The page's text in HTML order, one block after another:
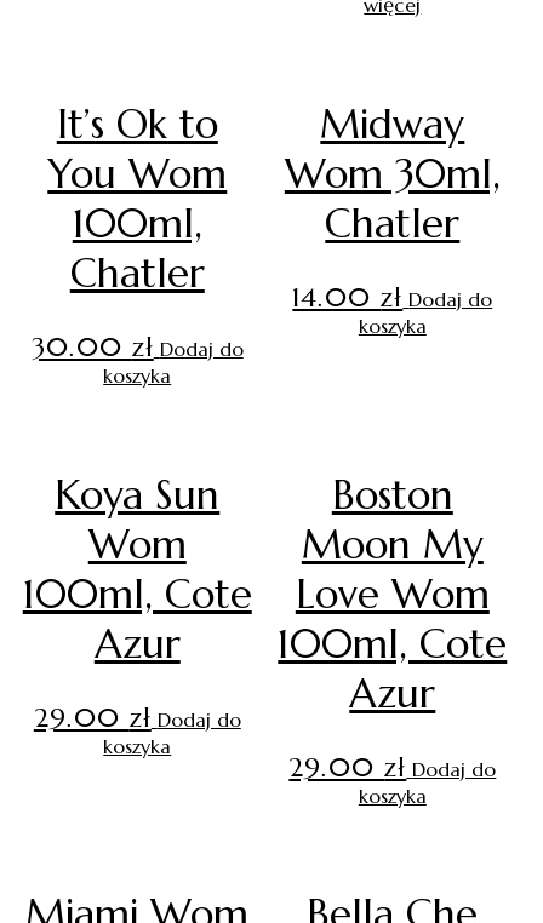
więcej
It’s Ok to
You Wom
100ml,
Chatler
30.00 zł Dodaj do
koszyka
Midway
Wom 30ml,
Chatler
14.00zł Dodaj do
koszyka
Koya Sun
Wom
100ml, Cote
Azur
29.00 zł Dodaj do
koszyka
Boston
Moon My
Love Wom
100ml, Cote
Azur
29.00zł Dodaj do
koszyka